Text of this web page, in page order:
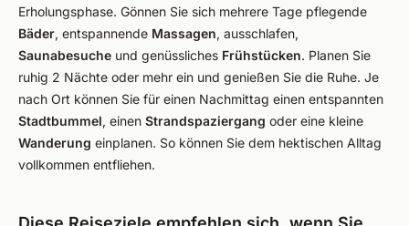
Erholungsphase. Gönnen Sie sich mehrere Tage pflegende
Bäder, entspannende Massagen, ausschlafen,
Saunabesuche und genüssliches Frühstücken. Planen Sie
ruhig 2 Nächte oder mehr ein und genießen Sie die Ruhe. Je
nach Ort können Sie für einen Nachmittag einen entspannten
Stadtbummel, einen Strandspaziergang oder eine kleine
Wanderung einplanen. So können Sie dem hektischen Alltag
vollkommen entfliehen.